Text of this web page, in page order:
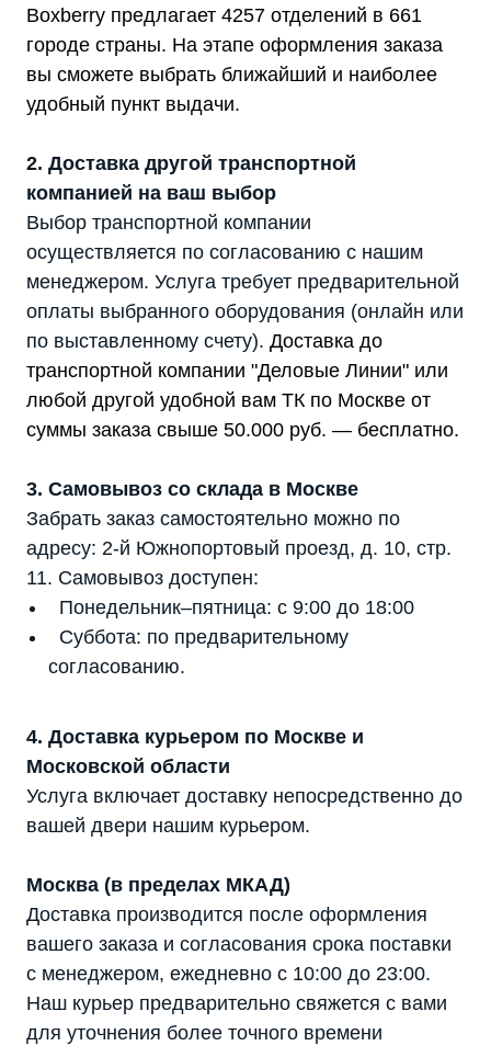
Boxberry предлагает 4257 отделений в 661
городе страны. На этапе оформления заказа
вы сможете выбрать ближайший и наиболее
удобный пункт выдачи.
2. Доставка другой транспортной
компанией на ваш выбор
Выбор транспортной компании
осуществляется по согласованию с нашим
менеджером. Услуга требует предварительной
оплаты выбранного оборудования (онлайн или
по выставленному счету). Доставка до
транспортной компании "Деловые Линии" или
любой другой удобной вам ТК по Москве от
суммы заказа свыше 50.000 руб. — бесплатно.
3. Самовывоз со склада в Москве
Забрать заказ самостоятельно можно по
адресу: 2-й Южнопортовый проезд, д. 10, стр.
11. Самовывоз доступен:
Понедельник–пятница: с 9:00 до 18:00
Суббота: по предварительному
согласованию.
4. Доставка курьером по Москве и
Московской области
Услуга включает доставку непосредственно до
вашей двери нашим курьером.
Москва (в пределах МКАД)
Доставка производится после оформления
вашего заказа и согласования срока поставки
с менеджером, ежедневно с 10:00 до 23:00.
Наш курьер предварительно свяжется с вами
для уточнения более точного времени